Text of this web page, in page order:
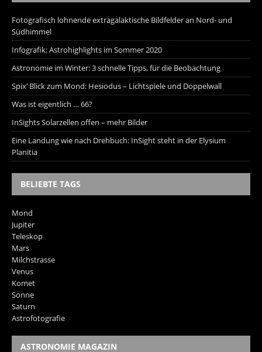
Fotografisch lohnende extragalaktische Bildfelder an Nord- und
Südhimmel
Infografik: Astrohighlights im Sommer 2020
Astronomie im Winter: 3 schnelle Tipps, für die Beobachtung
Spix‘ Blick zum Mond: Hesiodus – Lichtspiele und Doppelwall
Was ist eigentlich … 66?
InSights Solarzellen offen – mehr Bilder
Eine Landung wie nach Drehbuch: InSight steht in der Elysium
Planitia
BELIEBTE TAGS
Mond
Jupiter
Teleskop
Mars
Milchstrasse
Venus
Komet
Sonne
Saturn
Astrofotografie
ASTRONOMIE MAGAZIN